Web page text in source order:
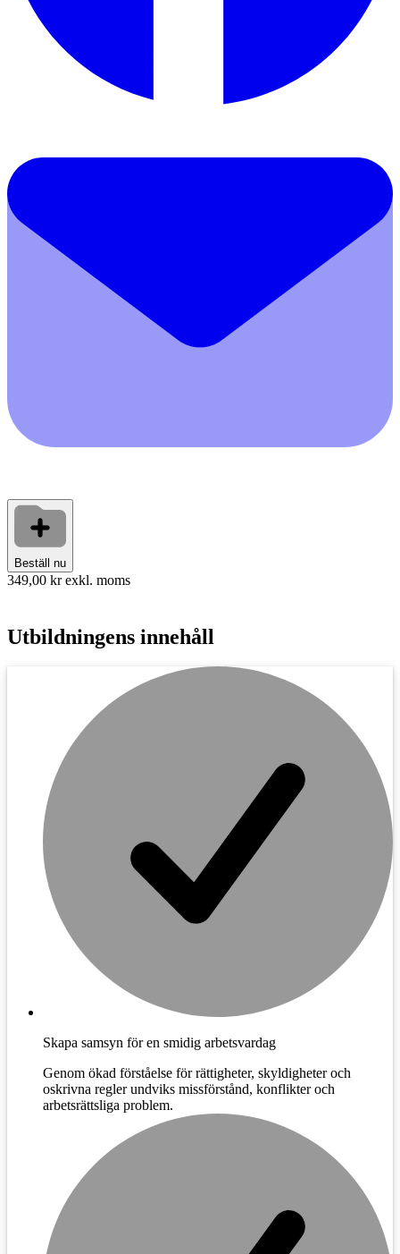
Beställ nu
349,00 krexkl. moms
Utbildningens innehåll
Skapa samsyn för en smidig arbetsvardag
Genom ökad förståelse för rättigheter, skyldigheter och
oskrivna regler undviks missförstånd, konflikter och
arbetsrättsliga problem.